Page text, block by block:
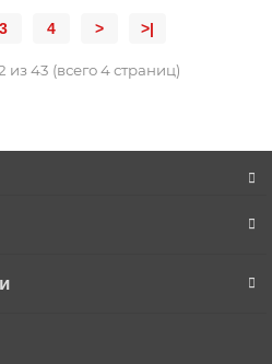
3 4 > >|
из 43 (всего 4 страниц)